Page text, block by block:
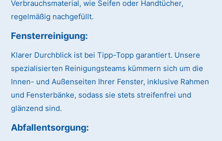
Verbrauchsmaterial, wie Seifen oder Handtücher,
regelmäßig nachgefüllt.
Fensterreinigung:
Klarer Durchblick ist bei Tipp-Topp garantiert. Unsere
spezialisierten Reinigungsteams kümmern sich um die
Innen- und Außenseiten Ihrer Fenster, inklusive Rahmen
und Fensterbänke, sodass sie stets streifenfrei und
glänzend sind.
Abfallentsorgung: